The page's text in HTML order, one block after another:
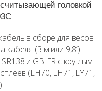
головкой
в сборе для весов
кабеля (3 м или 9,8′)
и GB-ER с круглым
(LH70, LH71, LY71,